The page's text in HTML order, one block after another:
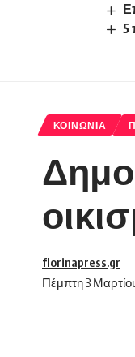
5
ΚΟΙΝΩΝΊΑ
Πέμπτη 3
florinapress.gr